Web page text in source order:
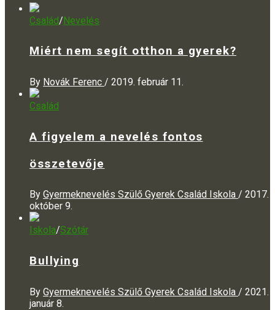
Család/Nevelés
Miért nem segít otthon a gyerek?
By Novák Ferenc / 2019. február 11.
Család
A figyelem a nevelés fontos
összetevője
By Gyermeknevelés Szülő Gyerek Család Iskola / 2017.
október 9.
Iskola/Szótár
Bullying
By Gyermeknevelés Szülő Gyerek Család Iskola / 2021.
január 8.